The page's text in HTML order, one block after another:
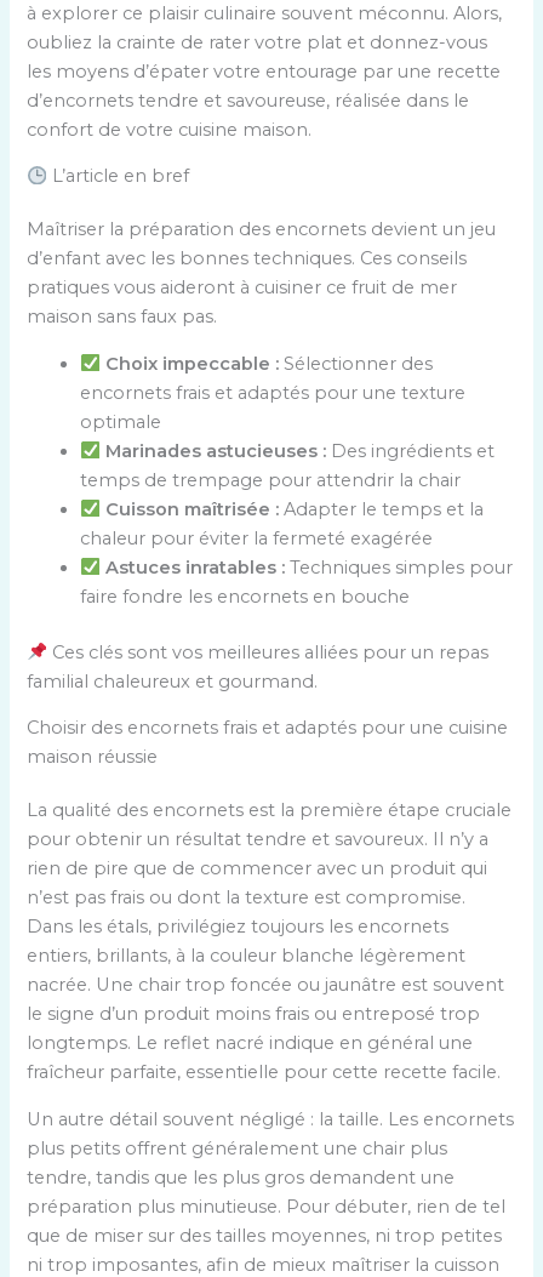
à explorer ce plaisir culinaire souvent méconnu. Alors,
oubliez la crainte de rater votre plat et donnez-vous
les moyens d’épater votre entourage par une recette
d’encornets tendre et savoureuse, réalisée dans le
confort de votre cuisine maison.
L’article en bref
Maîtriser la préparation des encornets devient un jeu
d’enfant avec les bonnes techniques. Ces conseils
pratiques vous aideront à cuisiner ce fruit de mer
maison sans faux pas.
Choix impeccable :Sélectionner des
encornets frais et adaptés pour une texture
optimale
Marinades astucieuses :Des ingrédients et
temps de trempage pour attendrir la chair
Cuisson maîtrisée :Adapter le temps et la
chaleur pour éviter la fermeté exagérée
Astuces inratables :Techniques simples pour
faire fondre les encornets en bouche
Ces clés sont vos meilleures alliées pour un repas
familial chaleureux et gourmand.
Choisir des encornets frais et adaptés pour une cuisine
maison réussie
La qualité des encornets est la première étape cruciale
pour obtenir un résultat tendre et savoureux. Il n’y a
rien de pire que de commencer avec un produit qui
n’est pas frais ou dont la texture est compromise.
Dans les étals, privilégiez toujours les encornets
entiers, brillants, à la couleur blanche légèrement
nacrée. Une chair trop foncée ou jaunâtre est souvent
le signe d’un produit moins frais ou entreposé trop
longtemps. Le reflet nacré indique en général une
fraîcheur parfaite, essentielle pour cette recette facile.
Un autre détail souvent négligé : la taille. Les encornets
plus petits offrent généralement une chair plus
tendre, tandis que les plus gros demandent une
préparation plus minutieuse. Pour débuter, rien de tel
que de miser sur des tailles moyennes, ni trop petites
ni trop imposantes, afin de mieux maîtriser la cuisson